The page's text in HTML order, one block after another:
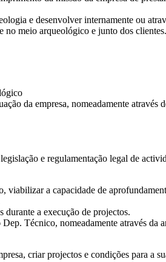
e desenvolver internamente ou
no meio arqueológico e junto dos clientes.
da empresa, nomeadamente através
e regulamentação legal de
a capacidade de
a execução de projectos.
Técnico, nomeadamente através
criar projectos e condições para a